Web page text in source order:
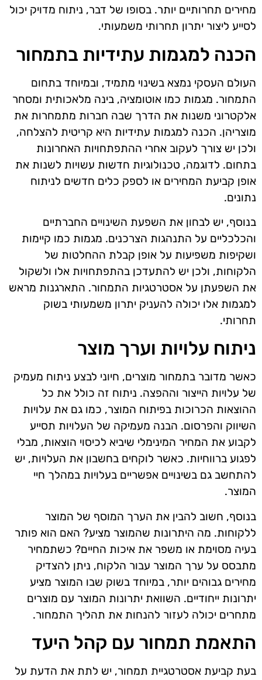
מחירים תחרותיים יותר. בסופו של דבר, ניתוח מדויק יכול
לסייע ליצור יתרון תחרותי משמעותי.
הכנה למגמות עתידיות בתמחור
העולם העסקי נמצא בשינוי מתמיד, ובמיוחד בתחום
התמחור. מגמות כמו אוטומציה, בינה מלאכותית ומסחר
אלקטרוני משנות את הדרך שבה חברות מתמחרות את
מוצריהן. הכנה למגמות עתידיות היא קריטית להצלחה,
ולכן יש צורך לעקוב אחרי ההתפתחויות האחרונות
בתחום. לדוגמה, טכנולוגיות חדשות עשויות לשנות את
אופן קביעת המחירים או לספק כלים חדשים לניתוח
נתונים.
בנוסף, יש לבחון את השפעת השינויים החברתיים
והכלכליים על התנהגות הצרכנים. מגמות כמו קיימות
ושקיפות משפיעות על אופן קבלת ההחלטות של
הלקוחות, ולכן יש להתעדכן בהתפתחויות אלו ולשקול
את השפעתן על אסטרטגיות התמחור. התארגנות מראש
למגמות אלו יכולה להעניק יתרון משמעותי בשוק
תחרותי.
ניתוח עלויות וערך מוצר
כאשר מדובר בתמחור מוצרים, חיוני לבצע ניתוח מעמיק
של עלויות הייצור וההפצה. ניתוח זה כולל את כל
ההוצאות הכרוכות בפיתוח המוצר, כמו גם את עלויות
השיווק והפרסום. הבנה מעמיקה של העלויות תסייע
לקבוע את המחיר המינימלי שיביא לכיסוי הוצאות, מבלי
לפגוע ברווחיות. כאשר לוקחים בחשבון את העלויות, יש
להתחשב גם בשינויים אפשריים בעלויות במהלך חיי
המוצר.
בנוסף, חשוב להבין את הערך המוסף של המוצר
ללקוחות. מה היתרונות שהמוצר מציע? האם הוא פותר
בעיה מסוימת או משפר את איכות החיים? כשתמחיר
מתבסס על ערך המוצר עבור הלקוח, ניתן להצדיק
מחירים גבוהים יותר, במיוחד בשוק שבו המוצר מציע
יתרונות ייחודיים. השוואת יתרונות המוצר עם מוצרים
מתחרים יכולה לעזור להנחות את תהליך התמחור.
התאמת תמחור עם קהל היעד
בעת קביעת אסטרטגיית תמחור, יש לתת את הדעת על